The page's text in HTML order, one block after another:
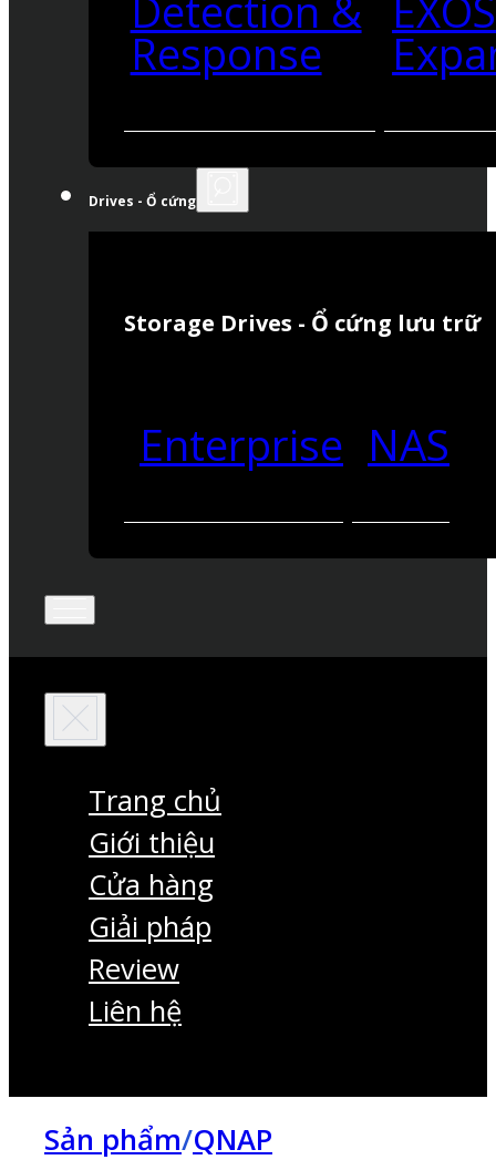
Response
Drives - Ổ cứng
Storage Drives - Ổ cứng lưu trữ
Enterprise NAS
Trang chủ
Giới thiệu
Cửa hàng
Giải pháp
Review
Liên hệ
Sản phẩm/QNAP